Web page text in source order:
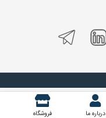
درباره ما فروشگاه